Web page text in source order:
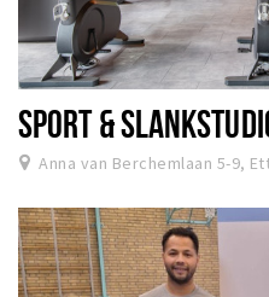
SPORT &
Anna van Berchemlaan 5-9,